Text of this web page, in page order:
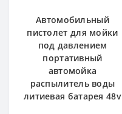
Автомобильный
пистолет для мойки
под давлением
портативный
автомойка
распылитель воды
литиевая батарея 48v